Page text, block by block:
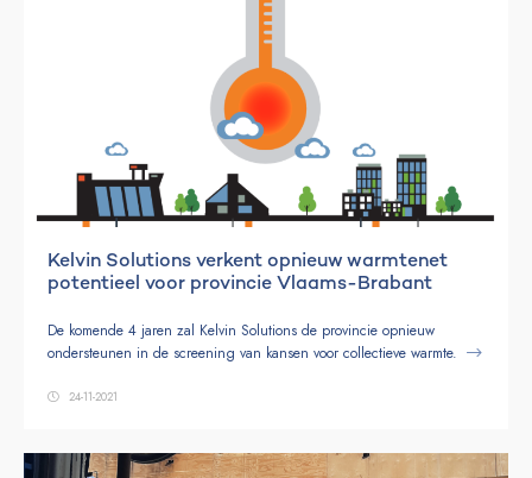
Kelvin Solutions verkent opnieuw warmtenet
potentieel voor provincie Vlaams-Brabant
De komende 4 jaren zal Kelvin Solutions de provincie opnieuw
ondersteunen in de screening van kansen voor collectieve warmte.
24-11-2021